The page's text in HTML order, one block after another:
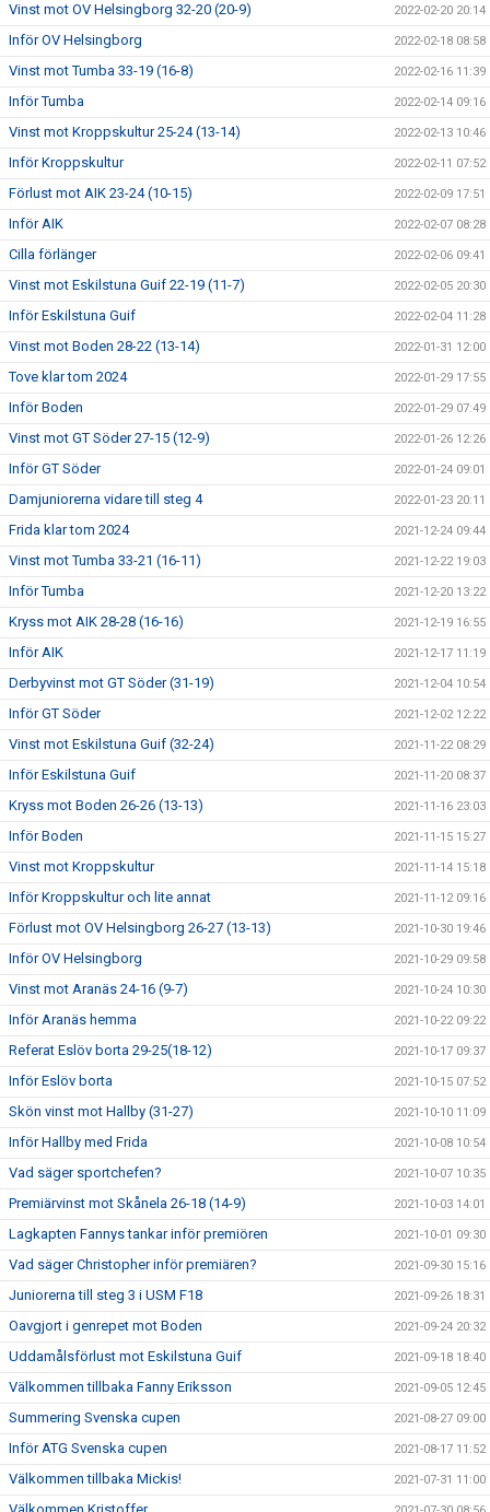
Vinst mot OV Helsingborg 32-20 (20-9) 2022-02-20 20:14
Inför OV Helsingborg 2022-02-18 08:58
Vinst mot Tumba 33-19 (16-8) 2022-02-16 11:39
Inför Tumba 2022-02-14 09:16
Vinst mot Kroppskultur 25-24 (13-14) 2022-02-13 10:46
Inför Kroppskultur 2022-02-11 07:52
Förlust mot AIK 23-24 (10-15) 2022-02-09 17:51
Inför AIK 2022-02-07 08:28
Cilla förlänger 2022-02-06 09:41
Vinst mot Eskilstuna Guif 22-19 (11-7) 2022-02-05 20:30
Inför Eskilstuna Guif 2022-02-04 11:28
Vinst mot Boden 28-22 (13-14) 2022-01-31 12:00
Tove klar tom 2024 2022-01-29 17:55
Inför Boden 2022-01-29 07:49
Vinst mot GT Söder 27-15 (12-9) 2022-01-26 12:26
Inför GT Söder 2022-01-24 09:01
Damjuniorerna vidare till steg 4 2022-01-23 20:11
Frida klar tom 2024 2021-12-24 09:44
Vinst mot Tumba 33-21 (16-11) 2021-12-22 19:03
Inför Tumba 2021-12-20 13:22
Kryss mot AIK 28-28 (16-16) 2021-12-19 16:55
Inför AIK 2021-12-17 11:19
Derbyvinst mot GT Söder (31-19) 2021-12-04 10:54
Inför GT Söder 2021-12-02 12:22
Vinst mot Eskilstuna Guif (32-24) 2021-11-22 08:29
Inför Eskilstuna Guif 2021-11-20 08:37
Kryss mot Boden 26-26 (13-13) 2021-11-16 23:03
Inför Boden 2021-11-15 15:27
Vinst mot Kroppskultur 2021-11-14 15:18
Inför Kroppskultur och lite annat 2021-11-12 09:16
Förlust mot OV Helsingborg 26-27 (13-13) 2021-10-30 19:46
Inför OV Helsingborg 2021-10-29 09:58
Vinst mot Aranäs 24-16 (9-7) 2021-10-24 10:30
Inför Aranäs hemma 2021-10-22 09:22
Referat Eslöv borta 29-25(18-12) 2021-10-17 09:37
Inför Eslöv borta 2021-10-15 07:52
Skön vinst mot Hallby (31-27) 2021-10-10 11:09
Inför Hallby med Frida 2021-10-08 10:54
Vad säger sportchefen? 2021-10-07 10:35
Premiärvinst mot Skånela 26-18 (14-9) 2021-10-03 14:01
Lagkapten Fannys tankar inför premiören 2021-10-01 09:30
Vad säger Christopher inför premiären? 2021-09-30 15:16
Juniorerna till steg 3 i USM F18 2021-09-26 18:31
Oavgjort i genrepet mot Boden 2021-09-24 20:32
Uddamålsförlust mot Eskilstuna Guif 2021-09-18 18:40
Välkommen tillbaka Fanny Eriksson 2021-09-05 12:45
Summering Svenska cupen 2021-08-27 09:00
Inför ATG Svenska cupen 2021-08-17 11:52
Välkommen tillbaka Mickis! 2021-07-31 11:00